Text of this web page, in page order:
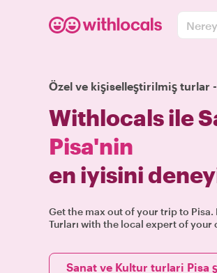
Özel ve kişiselleştirilmiş turlar
Withlocals ile
Pisa'nin
en iyisini
Get the max out of your trip to
Turları with the local expert of your
Sanat ve Kultur turlari Pisa